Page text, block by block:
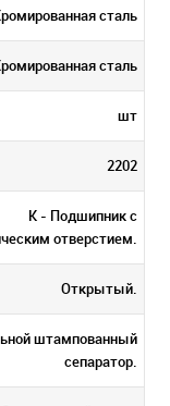
сталь
сталь
шт
2202
K - Подшипник с
отверстием.
Открытый.
штампованный
сепаратор.